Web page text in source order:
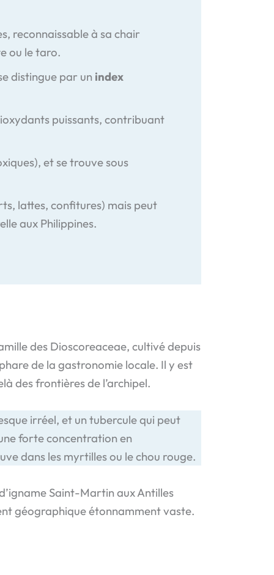
reconnaissable à sa chair
ou le taro.
distingue par un index
puissants, contribuant
et se trouve sous
lattes, confitures) mais peut
aux Philippines.
des Dioscoreaceae, cultivé depuis
de la gastronomie locale. Il y est
des frontières de l’archipel.
irréel, et un tubercule qui peut
forte concentration en
dans les myrtilles ou le chou rouge.
Saint-Martin aux Antilles
géographique étonnamment vaste.